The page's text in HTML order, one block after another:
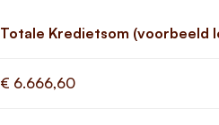
Totale Kredietsom (voorbeeld
€ 6.666,60